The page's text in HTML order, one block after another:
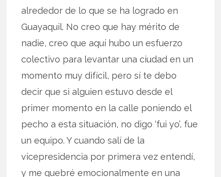
alrededor de lo que se ha logrado en
Guayaquil. No creo que hay mérito de
nadie, creo que aquí hubo un esfuerzo
colectivo para levantar una ciudad en un
momento muy difícil, pero sí te debo
decir que si alguien estuvo desde el
primer momento en la calle poniendo el
pecho a esta situación, no digo ‘fui yo’, fue
un equipo. Y cuando salí de la
vicepresidencia por primera vez entendí,
y me quebré emocionalmente en una